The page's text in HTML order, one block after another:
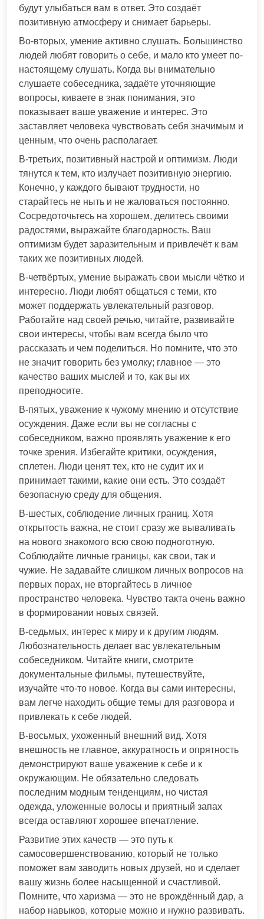
будут улыбаться вам в ответ. Это создаёт
позитивную атмосферу и снимает барьеры.
Во-вторых, умение активно слушать. Большинство
людей любят говорить о себе, и мало кто умеет по-
настоящему слушать. Когда вы внимательно
слушаете собеседника, задаёте уточняющие
вопросы, киваете в знак понимания, это
показывает ваше уважение и интерес. Это
заставляет человека чувствовать себя значимым и
ценным, что очень располагает.
В-третьих, позитивный настрой и оптимизм. Люди
тянутся к тем, кто излучает позитивную энергию.
Конечно, у каждого бывают трудности, но
старайтесь не ныть и не жаловаться постоянно.
Сосредоточьтесь на хорошем, делитесь своими
радостями, выражайте благодарность. Ваш
оптимизм будет заразительным и привлечёт к вам
таких же позитивных людей.
В-четвёртых, умение выражать свои мысли чётко и
интересно. Люди любят общаться с теми, кто
может поддержать увлекательный разговор.
Работайте над своей речью, читайте, развивайте
свои интересы, чтобы вам всегда было что
рассказать и чем поделиться. Но помните, что это
не значит говорить без умолку; главное — это
качество ваших мыслей и то, как вы их
преподносите.
В-пятых, уважение к чужому мнению и отсутствие
осуждения. Даже если вы не согласны с
собеседником, важно проявлять уважение к его
точке зрения. Избегайте критики, осуждения,
сплетен. Люди ценят тех, кто не судит их и
принимает такими, какие они есть. Это создаёт
безопасную среду для общения.
В-шестых, соблюдение личных границ. Хотя
открытость важна, не стоит сразу же вываливать
на нового знакомого всю свою подноготную.
Соблюдайте личные границы, как свои, так и
чужие. Не задавайте слишком личных вопросов на
первых порах, не вторгайтесь в личное
пространство человека. Чувство такта очень важно
в формировании новых связей.
В-седьмых, интерес к миру и к другим людям.
Любознательность делает вас увлекательным
собеседником. Читайте книги, смотрите
документальные фильмы, путешествуйте,
изучайте что-то новое. Когда вы сами интересны,
вам легче находить общие темы для разговора и
привлекать к себе людей.
В-восьмых, ухоженный внешний вид. Хотя
внешность не главное, аккуратность и опрятность
демонстрируют ваше уважение к себе и к
окружающим. Не обязательно следовать
последним модным тенденциям, но чистая
одежда, уложенные волосы и приятный запах
всегда оставляют хорошее впечатление.
Развитие этих качеств — это путь к
самосовершенствованию, который не только
поможет вам заводить новых друзей, но и сделает
вашу жизнь более насыщенной и счастливой.
Помните, что харизма — это не врождённый дар, а
набор навыков, которые можно и нужно развивать.